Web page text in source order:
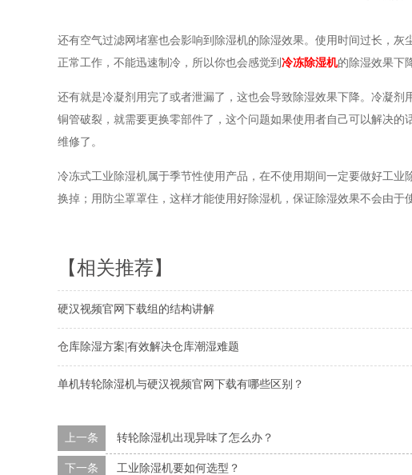
还有空气过滤网堵塞也会影响到除湿机的除湿效果。使用时间过长，
正常工作，不能迅速制冷，所以你也会感觉到 冷冻除湿机的除湿效果下
还有就是冷凝剂用完了或者泄漏了，这也会导致除湿效果下降。冷凝
铜管破裂，就需要更换零部件了，这个问题如果使用者自己可以解决
维修了。
冷冻式工业除湿机属于季节性使用产品，在不使用期间一定要做好工
换掉；用防尘罩罩住，这样才能使用好除湿机，保证除湿效果不会由于
【相关推荐】
硬汉视频官网下载组的结构讲解
仓库除湿方案|有效解决仓库潮湿难题
单机转轮除湿机与硬汉视频官网下载有哪些区别？
上一条 转轮除湿机出现异味了怎么办？
下一条 工业除湿机要如何选型？